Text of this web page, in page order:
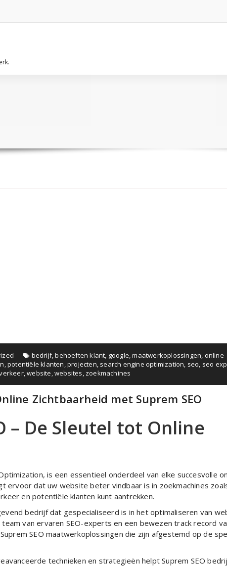
bedrijf,behoeften klant, google,maatwerkoplossingen, online
,potentiële klanten,projecten, search engine optimization, seo, seo
,website,websites, zoekmachines
Zichtbaarheid met Suprem SEO
– De Sleutel tot Online
is een essentieel onderdeel van elke succesvolle
ervoor dat uw website beter vindbaar is in zoekmachines
en potentiële klanten kunt aantrekken.
bedrijf dat gespecialiseerd is in het optimaliseren van
van ervaren SEO-experts en een bewezen track record
SEO maatwerkoplossingen die zijn afgestemd op de
technieken en strategieën helpt Suprem SEO